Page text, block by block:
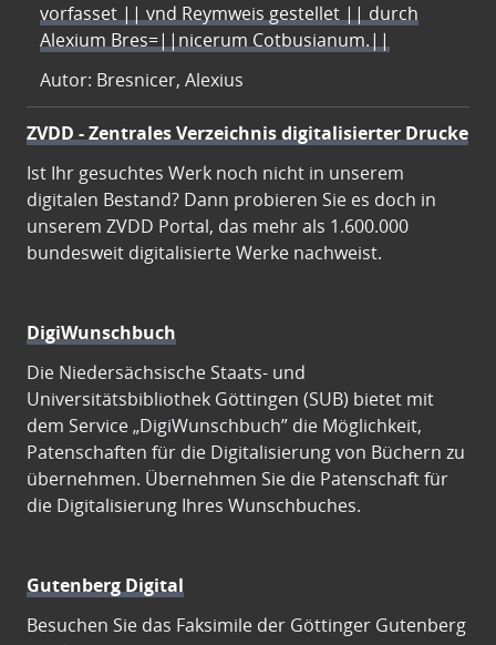
vorfasset || vnd Reymweis gestellet || durch
Alexium Bres=||nicerum Cotbusianum.||
Autor: Bresnicer, Alexius
ZVDD - Zentrales Verzeichnis digitalisierter Drucke
Ist Ihr gesuchtes Werk noch nicht in unserem
digitalen Bestand? Dann probieren Sie es doch in
unserem ZVDD Portal, das mehr als 1.600.000
bundesweit digitalisierte Werke nachweist.
DigiWunschbuch
Die Niedersächsische Staats- und
Universitätsbibliothek Göttingen (SUB) bietet mit
dem Service „DigiWunschbuch” die Möglichkeit,
Patenschaften für die Digitalisierung von Büchern zu
übernehmen. Übernehmen Sie die Patenschaft für
die Digitalisierung Ihres Wunschbuches.
Gutenberg Digital
Besuchen Sie das Faksimile der Göttinger Gutenberg